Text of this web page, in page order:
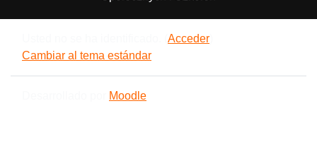
Acceder
Cambiar al tema estándar
Moodle